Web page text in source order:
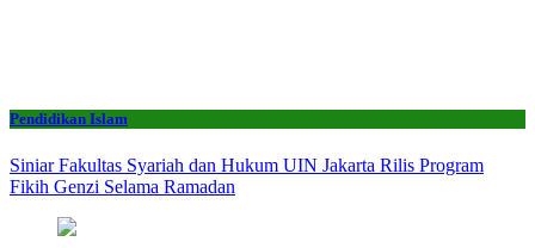
Pendidikan Islam
Siniar Fakultas Syariah dan Hukum UIN Jakarta Rilis Program
Fikih Genzi Selama Ramadan